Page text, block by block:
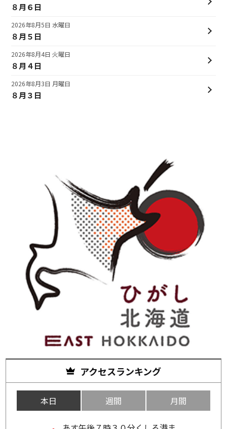
８月６日
８月５日
2026年8月5日 水曜日
８月４日
2026年8月4日 火曜日
８月３日
2026年8月3日 月曜日
アクセスランキング
本日 週間 月間